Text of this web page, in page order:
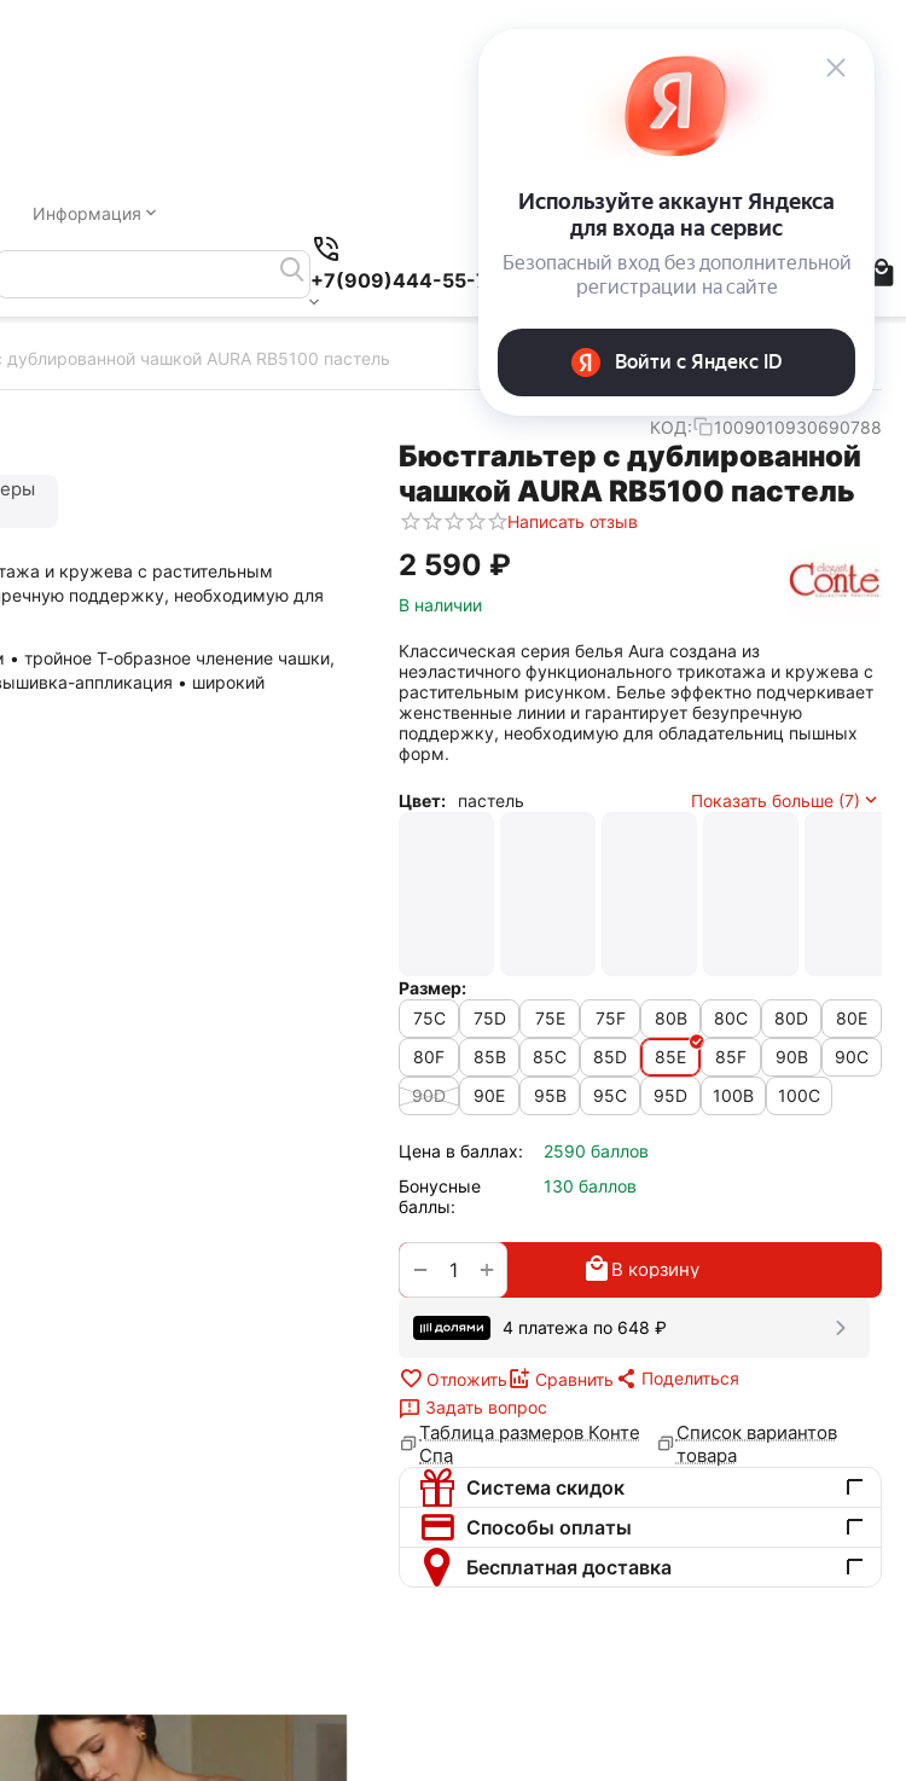
Информация
+7(909)444-55-78
дублированной чашкой AURA RB5100 пастель
КОД: 1009010930690788
Бюстгальтер с дублированной
чашкой AURA RB5100 пастель
Написать отзыв
2 590 ₽
В наличии
Классическая серия белья Aura создана из
неэластичного функционального трикотажа и кружева с
растительным рисунком. Белье эффектно подчеркивает
женственные линии и гарантирует безупречную
поддержку, необходимую для обладательниц пышных
форм.
Цвет: пастель Показать больше (7)
Размер:
75C
75D 75E 75F 80B 80C 80D
80E
80F
85B 85C 85D 85E 85F 90B
90C
90D
90E 95B 95C 95D 100B 100C
Цена в баллах:
2590 баллов
Бонусные
баллы:
130 баллов
+
− В корзину
4 платежа по 648 ₽
Отложить Сравнить
Поделиться
Задать вопрос
Таблица размеров Конте
Спа
Список вариантов
товара
Система скидок
Способы оплаты
Бесплатная доставка
и кружева с растительным
поддержку, необходимую для
тройное Т-образное членение чашки,
аппликация • широкий